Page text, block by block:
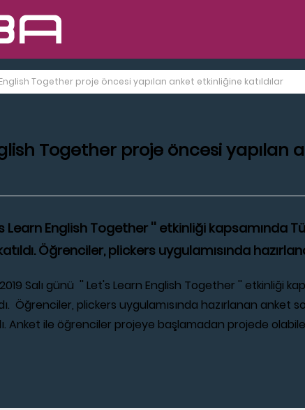
Together proje öncesi yapılan anket etkinliğine katıldılar
Together proje öncesi yapılan
Learn English Together '' etkinliği
Öğrenciler, plickers uygulamısında
Salı günü '' Let's Learn English Together '' etkinliği
Öğrenciler, plickers uygulamısında hazırlanan
Anket ile öğrenciler projeye başlamadan projede